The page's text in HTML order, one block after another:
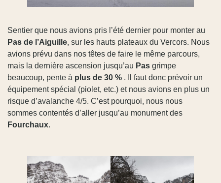
Sentier que nous avions pris l’été dernier pour monter au
Pas de l’Aiguille, sur les hauts plateaux du Vercors. Nous
avions prévu dans nos têtes de faire le même parcours,
mais la dernière ascension jusqu’au Pas grimpe
beaucoup, pente à plus de 30 % . Il faut donc prévoir un
équipement spécial (piolet, etc.) et nous avions en plus un
risque d’avalanche 4/5. C’est pourquoi, nous nous
sommes contentés d’aller jusqu’au monument des
Fourchaux.